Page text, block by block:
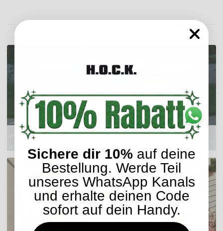
ENTDECKEN SIE UNSER SORTIMENT
Outdoor Kissen
Sichere dir 10% auf deine
Bestellung. Werde Teil
unseres WhatsApp Kanals
und erhalte deinen Code
sofort auf dein Handy.